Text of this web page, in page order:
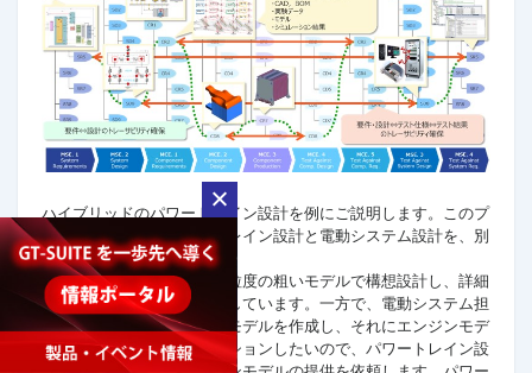
ハイブリッドのパワートレイン設計を例にご説明します。このプ
ロジェクトでは、パワートレイン設計と電動システム設計を、別
の設計者が担当します。
パワートレイン担当者は、粒度の粗いモデルで構想設計し、詳細
設計は詳細なモデルで検討しています。一方で、電動システム担
当者は、電動システム用のモデルを作成し、それにエンジンモデ
ルを組み込んでシミュレーションしたいので、パワートレイン設